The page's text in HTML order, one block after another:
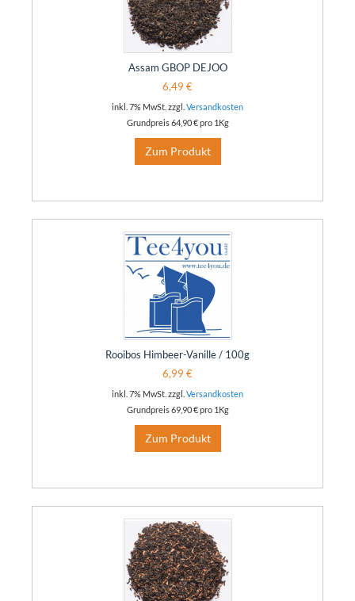
Assam GBOP DEJOO
6,49 €
inkl. 7% MwSt. zzgl. Versandkosten
Grundpreis64,90 €pro 1Kg
Zum Produkt
Rooibos Himbeer-Vanille / 100g
6,99 €
inkl. 7% MwSt. zzgl. Versandkosten
Grundpreis69,90 €pro 1Kg
Zum Produkt